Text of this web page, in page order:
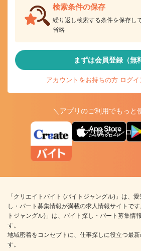
検索条件の保存
繰り返し検索する条件を保存し
省略
まずは会員登録（無
アカウントをお持ちの方 ログイ
＼アプリのご利用でもっと
アプリ版ダウンロー
「クリエイトバイト (バイトジャングル)」は、
し・パート募集情報が満載の求人情報サイトで
トジャングル)」は、バイト探し・パート募集情
す。
地域密着をコンセプトに、仕事探しに役立つ最
す。